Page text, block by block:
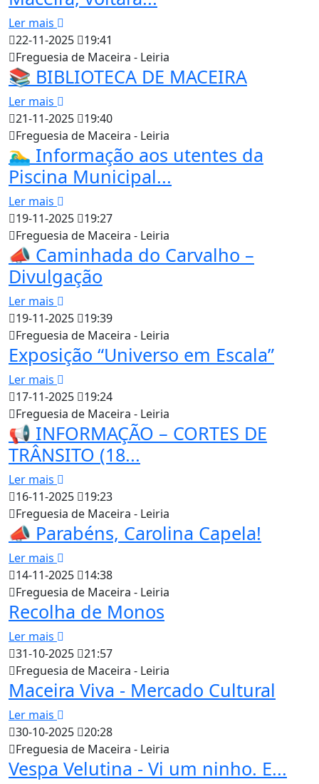
Ler mais
22-11-2025
19:41
Freguesia de Maceira - Leiria
📚 BIBLIOTECA DE MACEIRA
Ler mais
21-11-2025
19:40
Freguesia de Maceira - Leiria
🏊‍♂️ Informação aos utentes da
Piscina Municipal...
Ler mais
19-11-2025
19:27
Freguesia de Maceira - Leiria
📣 Caminhada do Carvalho –
Divulgação
Ler mais
19-11-2025
19:39
Freguesia de Maceira - Leiria
Exposição “Universo em Escala”
Ler mais
17-11-2025
19:24
Freguesia de Maceira - Leiria
📢 INFORMAÇÃO – CORTES DE
TRÂNSITO (18...
Ler mais
16-11-2025
19:23
Freguesia de Maceira - Leiria
📣 Parabéns, Carolina Capela!
Ler mais
14-11-2025
14:38
Freguesia de Maceira - Leiria
Recolha de Monos
Ler mais
31-10-2025
21:57
Freguesia de Maceira - Leiria
Maceira Viva - Mercado Cultural
Ler mais
30-10-2025
20:28
Freguesia de Maceira - Leiria
Vespa Velutina - Vi um ninho. E...